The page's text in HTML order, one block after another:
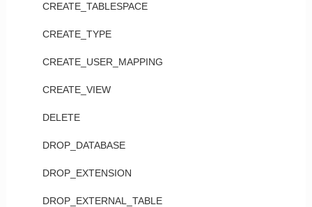
CREATE_TABLESPACE
CREATE_TYPE
CREATE_USER_MAPPING
CREATE_VIEW
DELETE
DROP_DATABASE
DROP_EXTENSION
DROP_EXTERNAL_TABLE